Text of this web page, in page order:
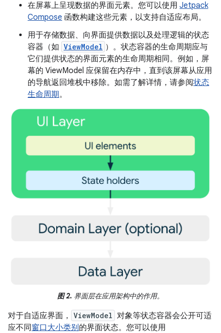
在屏幕上呈现数据的界面元素。您可以使用 Jetpack
Compose 函数构建这些元素，以支持自适应布局。
用于存储数据、向界面提供数据以及处理逻辑的状态
容器（如 ViewModel ）。状态容器的生命周期应与
它们提供状态的界面元素的生命周期相同。例如，屏
幕的 ViewModel 应保留在内存中，直到该屏幕从应用
的导航返回堆栈中移除。如需了解详情，请参阅状态
生命周期。
图 2. 界面层在应用架构中的作用。
对于自适应界面， ViewModel 对象等状态容器会公开可适
应不同窗口大小类别的界面状态。您可以使用